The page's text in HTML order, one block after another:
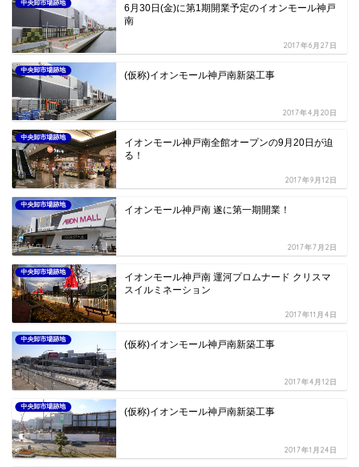
中央卸市場跡地
6月30日(金)に第1期開業予定のイオンモール神戸
南
2017年6月27日
中央卸市場跡地 (仮称)イオンモール神戸南新築工事
2017年4月20日
中央卸市場跡地
イオンモール神戸南全館オープンの9月20日が迫
る！
2017年9月12日
中央卸市場跡地 イオンモール神戸南 遂に第一期開業！
2017年7月2日
中央卸市場跡地
イオンモール神戸南 運河プロムナード クリスマ
スイルミネーション
2017年11月4日
中央卸市場跡地 (仮称)イオンモール神戸南新築工事
2017年4月12日
中央卸市場跡地 (仮称)イオンモール神戸南新築工事
2017年1月24日